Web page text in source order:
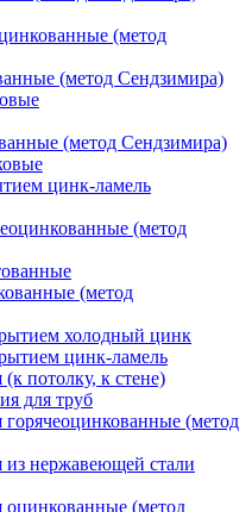
(метод
(метод Сендзимира)
(метод Сендзимира)
цинк-ламель
(метод
(метод
холодный цинк
цинк-ламель
потолку, к стене)
для труб
(метод
нержавеющей стали
(метод